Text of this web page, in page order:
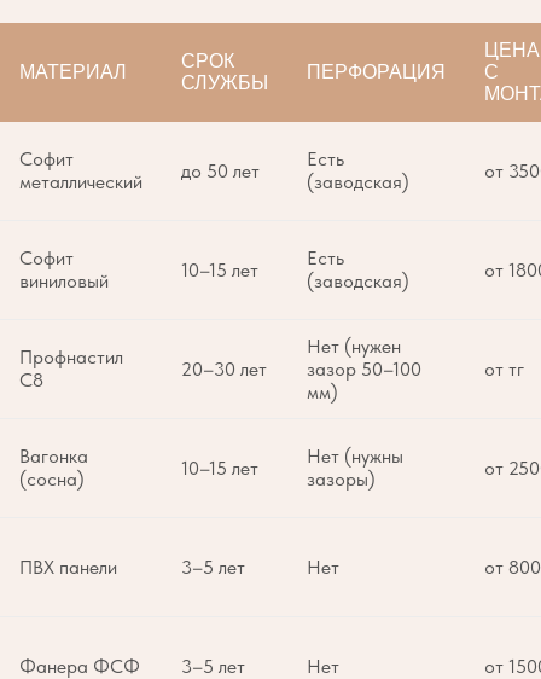
МАТЕРИАЛ
СРОК
СЛУЖБЫ
ПЕРФОРАЦИЯ
ЦЕНА
С
Софит
металлический
до 50 лет
Есть
(заводская)
от
Софит
виниловый
10–15 лет
Есть
(заводская)
от
Профнастил
С8
20–30 лет
Нет (нужен
зазор 50–100
мм)
от тг
Вагонка
(сосна)
10–15 лет
Нет (нужны
зазоры)
от
ПВХ панели 3–5 лет Нет от
Фанера ФСФ 3–5 лет Нет от